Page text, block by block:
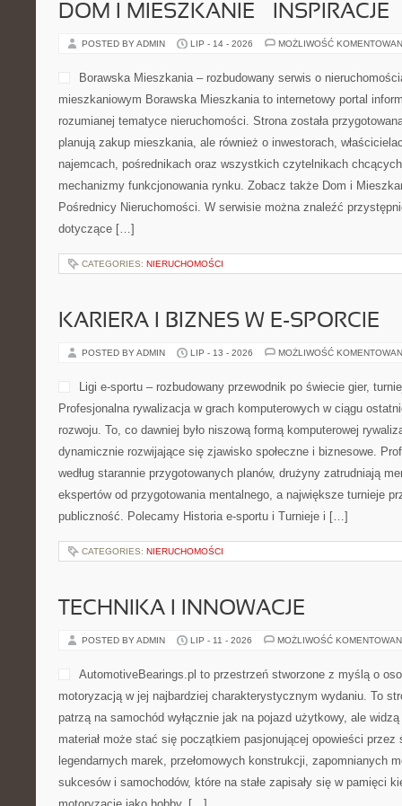
DOM I MIESZKANIE – INSPIRACJE
POSTED BY ADMIN LIP - 14 - 2026 MOŻLIWOŚĆ
Borawska Mieszkania – rozbudowany serwis o
mieszkaniowym Borawska Mieszkania to internetowy portal
rozumianej tematyce nieruchomości. Strona została
planują zakup mieszkania, ale również o inwestorach,
najemcach, pośrednikach oraz wszystkich czytelnikach
mechanizmy funkcjonowania rynku. Zobacz także Dom i
Pośrednicy Nieruchomości. W serwisie można znaleźć
dotyczące […]
CATEGORIES: NIERUCHOMOŚCI
KARIERA I BIZNES W E-SPORCIE
POSTED BY ADMIN LIP - 13 - 2026 MOŻLIWOŚĆ
Ligi e-sportu – rozbudowany przewodnik po świecie gier,
Profesjonalna rywalizacja w grach komputerowych w ciągu
rozwoju. To, co dawniej było niszową formą komputerowej
dynamicznie rozwijające się zjawisko społeczne i biznesowe.
według starannie przygotowanych planów, drużyny zatrudniają
ekspertów od przygotowania mentalnego, a największe turnieje
publiczność. Polecamy Historia e-sportu i Turnieje i […]
CATEGORIES: NIERUCHOMOŚCI
TECHNIKA I INNOWACJE
POSTED BY ADMIN LIP - 11 - 2026 MOŻLIWOŚĆ
AutomotiveBearings.pl to przestrzeń stworzone z myślą o
motoryzacją w jej najbardziej charakterystycznym wydaniu. To
patrzą na samochód wyłącznie jak na pojazd użytkowy, ale
materiał może stać się początkiem pasjonującej opowieści przez
legendarnych marek, przełomowych konstrukcji, zapomnianych
sukcesów i samochodów, które na stałe zapisały się w pamięci